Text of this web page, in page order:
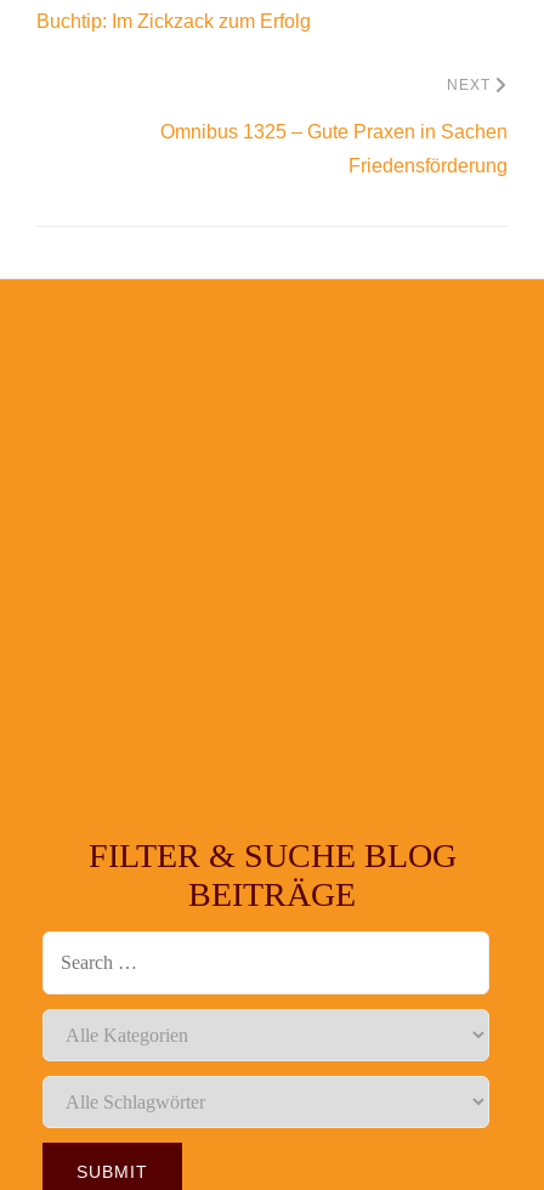
Buchtip: Im Zickzack zum Erfolg
NEXT
Omnibus 1325 – Gute Praxen in Sachen
Friedensförderung
FILTER & SUCHE BLOG
BEITRÄGE